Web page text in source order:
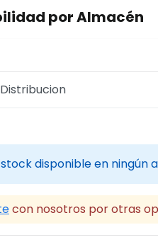
por Almacén
disponible en ningún
con nosotros por otras